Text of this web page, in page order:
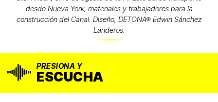
desde Nueva York, materiales y trabajadores para la
construcción del Canal. Diseño, DETONA® Edwin Sánchez
Landeros.
PRESIONA Y
ESCUCHA